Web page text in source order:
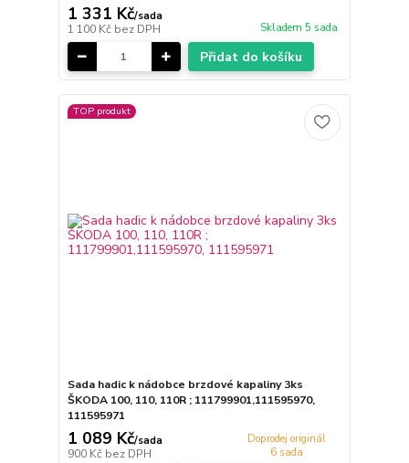
1 331 Kč/sada
1 100 Kč bez DPH Skladem 5 sada
Přidat do košíku
TOP produkt
Sada hadic k nádobce brzdové kapaliny 3ks
ŠKODA 100, 110, 110R ; 111799901,111595970,
111595971
1 089 Kč/sada
900 Kč bez DPH
Doprodej originál
6 sada